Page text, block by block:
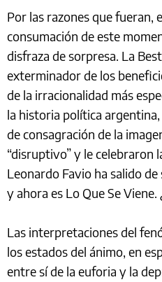
Por las razones que fueran,
consumación de este
disfraza de sorpresa. La
exterminador de los
de la irracionalidad más
la historia política
de consagración de la
“disruptivo” y le celebraron
Leonardo Favio ha salido
y ahora es Lo Que Se
Las interpretaciones del
los estados del ánimo, en
entre sí de la euforia y la